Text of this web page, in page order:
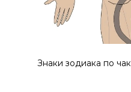
Знаки зодиака по